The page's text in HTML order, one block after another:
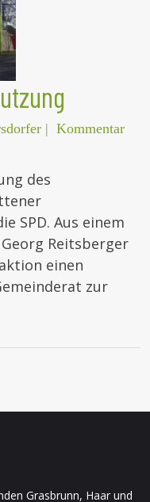
| Kommentar
des
SPD. Aus einem
Reitsberger
einen
zur
Grasbrunn, Haar und